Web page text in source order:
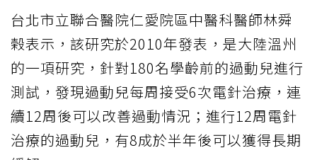
台北市立聯合醫院仁愛院區中醫科醫師林舜
榖表示，該研究於2010年發表，是大陸溫州
的一項研究，針對180名學齡前的過動兒進行
測試，發現過動兒每周接受6次電針治療，連
續12周後可以改善過動情況；進行12周電針
治療的過動兒，有8成於半年後可以獲得長期